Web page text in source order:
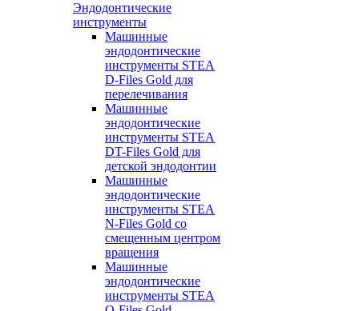
Эндодонтические
инструменты
Машинные
эндодонтические
инструменты STEA
D-Files Gold для
перелечивания
Машинные
эндодонтические
инструменты STEA
DT-Files Gold для
детской эндодонтии
Машинные
эндодонтические
инструменты STEA
N-Files Gold со
смещенным центром
вращения
Машинные
эндодонтические
инструменты STEA